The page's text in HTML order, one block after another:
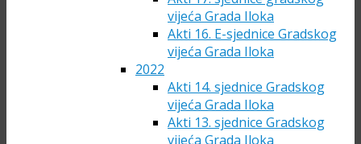
vijeća Grada Iloka
Akti 16. E-sjednice Gradskog
vijeća Grada Iloka
2022
Akti 14. sjednice Gradskog
vijeća Grada Iloka
Akti 13. sjednice Gradskog
vijeća Grada Iloka